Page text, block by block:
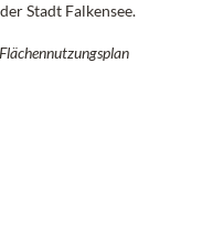
Stadt Falkensee.